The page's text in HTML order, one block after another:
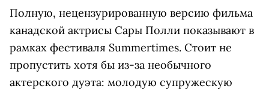
Полную, нецензурированную версию фильма
канадской актрисы Сары Полли показывают в
рамках фестиваля Summertimes. Стоит не
пропустить хотя бы из-за необычного
актерского дуэта: молодую супружескую